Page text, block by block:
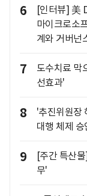
6
[인터뷰] 美
마이크로소
계와 거버넌
7
도수치료 막
선효과'
8
'추진위원장
대행 체제 승
9
[주간 특산
무'